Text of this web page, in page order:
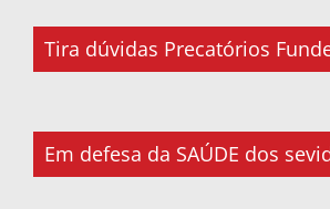
Tira dúvidas Precatórios
Em defesa da SAÚDE dos